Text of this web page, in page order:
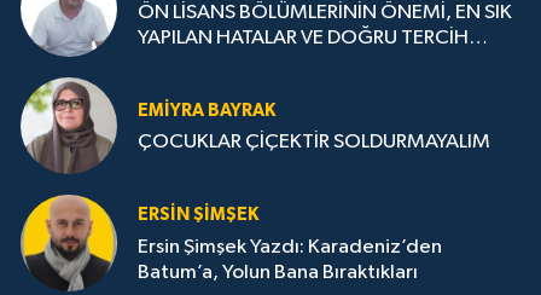
ÖN LİSANS BÖLÜMLERİNİN ÖNEMİ, EN SIK
YAPILAN HATALAR VE DOĞRU TERCİH
EMIYRA BAYRAK
ÇOCUKLAR ÇİÇEKTİR SOLDURMAYALIM
ERSIN ŞIMŞEK
Ersin Şimşek Yazdı: Karadeniz’den
Batum’a, Yolun Bana Bıraktıkları